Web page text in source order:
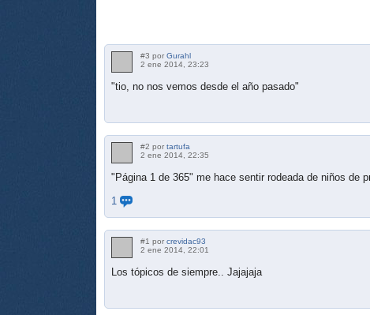
#3 por Gurahl
2 ene 2014, 23:23
"tio, no nos vemos desde el año pasado"
#2 por tartufa
2 ene 2014, 22:35
"Página 1 de 365" me hace sentir rodeada de niños de
1
#1 por crevidac93
2 ene 2014, 22:01
Los tópicos de siempre.. Jajajaja